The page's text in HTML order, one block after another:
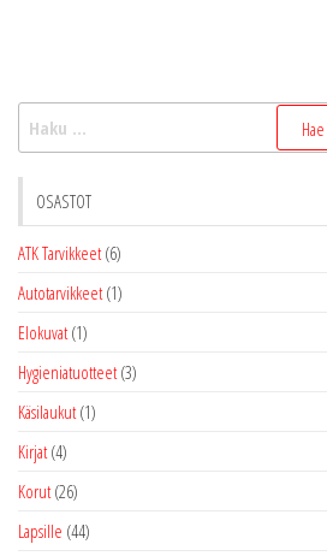
OSASTOT
ATK Tarvikkeet (6)
Autotarvikkeet (1)
Elokuvat (1)
Hygieniatuotteet (3)
Käsilaukut (1)
Kirjat (4)
Korut (26)
Lapsille (44)